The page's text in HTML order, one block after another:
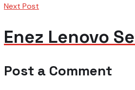
Next Post
Enez Lenovo
Post a Comment